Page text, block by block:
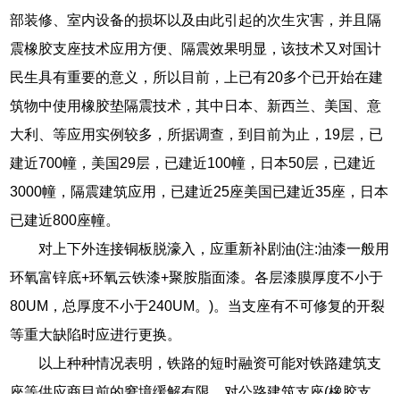
部装修、室内设备的损坏以及由此引起的次生灾害，并且隔
震橡胶支座技术应用方便、隔震效果明显，该技术又对国计
民生具有重要的意义，所以目前，上已有20多个已开始在建
筑物中使用橡胶垫隔震技术，其中日本、新西兰、美国、意
大利、等应用实例较多，所据调查，到目前为止，19层，已
建近700幢，美国29层，已建近100幢，日本50层，已建近
3000幢，隔震建筑应用，已建近25座美国已建近35座，日本
已建近800座幢。
对上下外连接铜板脱濠入，应重新补剧油(注:油漆一般用
环氧富锌底+环氧云铁漆+聚胺脂面漆。各层漆膜厚度不小于
80UM，总厚度不小于240UM。)。当支座有不可修复的开裂
等重大缺陷时应进行更换。
以上种种情况表明，铁路的短时融资可能对铁路建筑支